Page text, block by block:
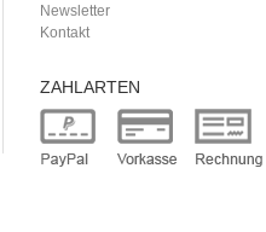
Newsletter
Kontakt
ZAHLARTEN